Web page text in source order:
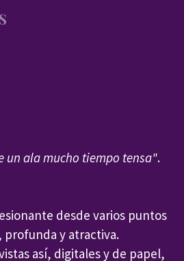
un ala mucho tiempo tensa".
desde varios puntos
profunda y atractiva.
así, digitales y de papel,